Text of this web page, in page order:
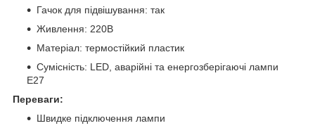
Гачок для підвішування: так
Живлення: 220В
Матеріал: термостійкий пластик
Сумісність: LED, аварійні та енергозберігаючі лампи
E27
Переваги:
Швидке підключення лампи